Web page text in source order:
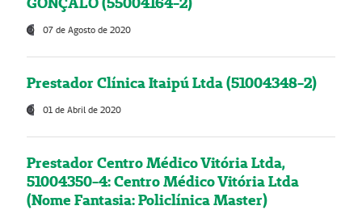
07 de Agosto de 2020
Prestador Clínica Itaipú Ltda (51004348-2)
01 de Abril de 2020
Prestador Centro Médico Vitória Ltda,
51004350-4: Centro Médico Vitória Ltda
(Nome Fantasia: Policlínica Master)